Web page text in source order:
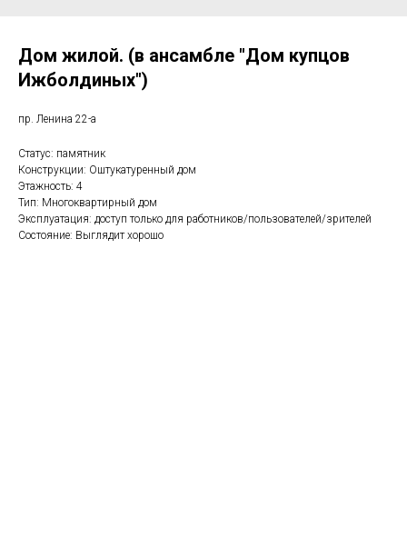
Дом жилой. (в ансамбле "Дом купцов
Ижболдиных")
пр. Ленина 22-а
Статус: памятник
Конструкции: Оштукатуренный дом
Этажность: 4
Тип: Многоквартирный дом
Эксплуатация: доступ только для работников/пользователей/зрителей
Состояние: Выглядит хорошо